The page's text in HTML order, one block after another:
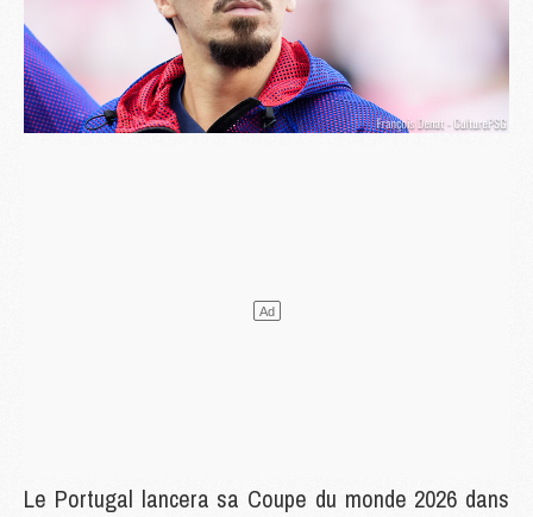
Le Portugal lancera sa Coupe du monde 2026 dans